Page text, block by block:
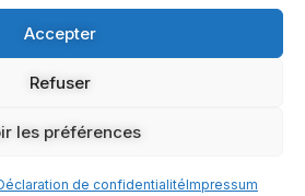
Accepter
Refuser
les préférences
de confidentialitéImpressum
Réservés
la forêt - 33600 PESSAC